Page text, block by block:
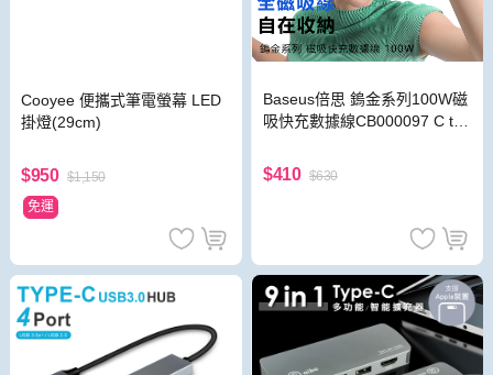
Cooyee 便攜式筆電螢幕 LED
掛燈(29cm)
$950 $1,150
免運
Baseus倍思 鎢金系列100W磁
吸快充數據線CB000097 C to
$410 $630